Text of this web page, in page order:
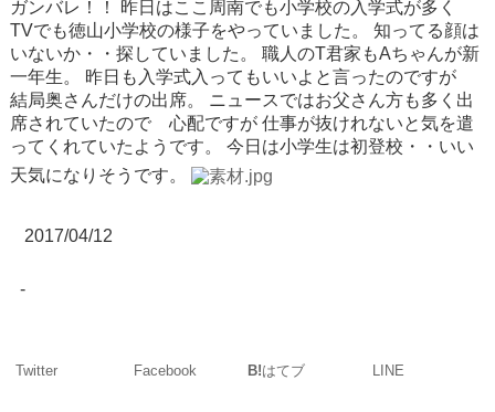
ガンバレ！！
昨日はここ周南でも小学校の入学式が多く
TVでも徳山小学校の様子をやっていました。
知ってる顔は
いないか・・探していました。
職人のT君家もAちゃんが新
一年生。
昨日も入学式入ってもいいよと言ったのですが
結局奥さんだけの出席。
ニュースではお父さん方も多く出
席されていたので 心配ですが仕事が抜けれないと気を遣
ってくれていたようです。
今日は小学生は初登校・・いい
天気になりそうです。
2017/04/12
-
Twitter Facebook B!はてブ LINE